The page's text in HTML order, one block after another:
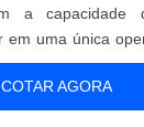
a capacidade
uma única
COTAR AGORA